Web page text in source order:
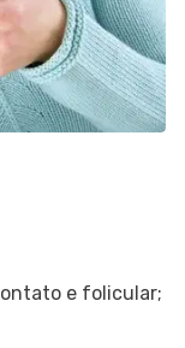
e folicular;